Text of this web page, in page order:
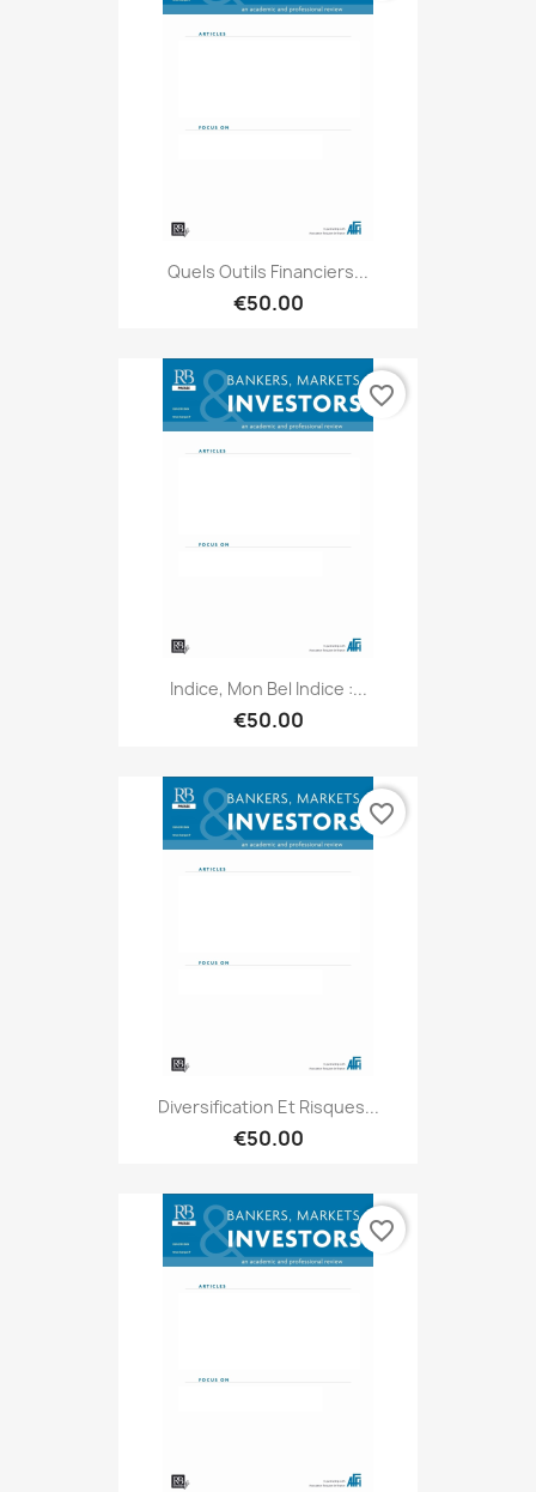
Quels Outils Financiers...
€50.00
Indice, Mon Bel Indice :...
€50.00
favorite_border
Diversification Et Risques...
€50.00
favorite_border
favorite_border